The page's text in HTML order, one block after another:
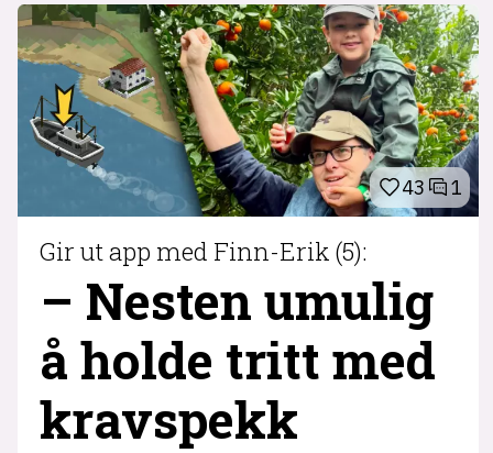
43 1
Gir ut app med Finn-Erik (5):
– Nesten umulig
å holde tritt med
krav­spekk